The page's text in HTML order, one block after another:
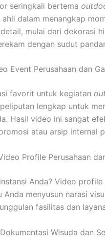
seringkali bertema
dalam menangkap
mulai dari dekorasi
dengan sudut
Event Perusahaan dan
favorit untuk kegiatan
lengkap untuk
Hasil video ini sangat
atau arsip internal
Profile Perusahaan
Anda? Video profile
Anda menyusun narasi
fasilitas dan
Wisuda dan